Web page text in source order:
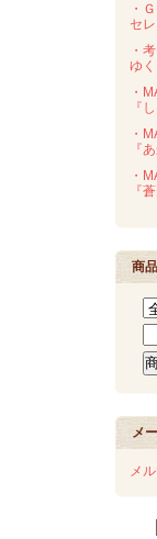
・
セ
・
ゆく
・
『
・
『
・
『
商
メ
メ